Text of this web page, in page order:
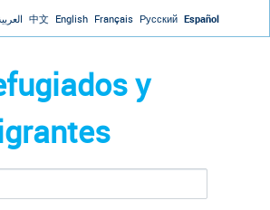
Jump to navigation
中文 English Français Русский Español
y